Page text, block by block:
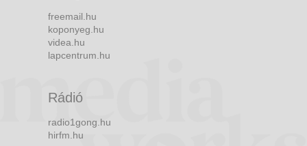
freemail.hu
koponyeg.hu
videa.hu
lapcentrum.hu
Rádió
radio1gong.hu
hirfm.hu